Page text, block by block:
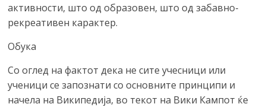
активности, што од образовен, што од забавно-
рекреативен карактер.
Обука
Со оглед на фактот дека не сите учесници или
ученици се запознати со основните принципи и
начела на Википедија, во текот на Вики Кампот ќе